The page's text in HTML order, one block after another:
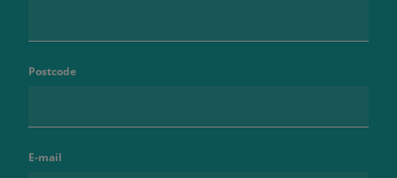
Postcode
E-mail